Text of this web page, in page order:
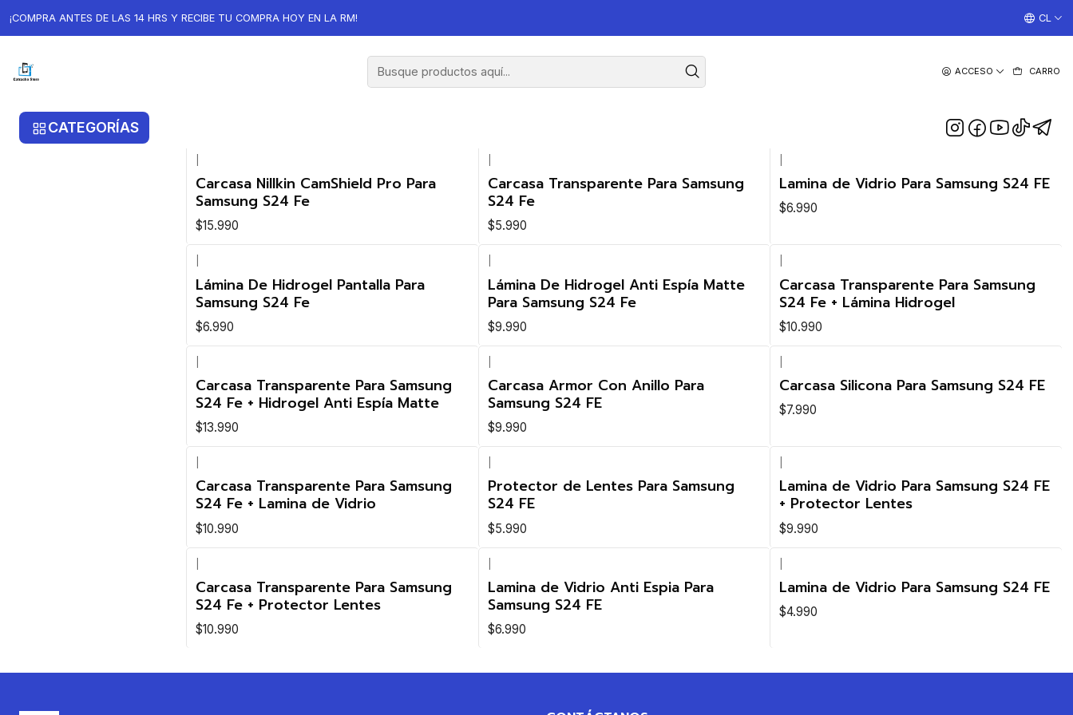
ACCESO CARRO
CATEGORÍAS
¡COMPRA ANTES DE LAS 14 HRS Y RECIBE TU COMPRA HOY EN LA RM! ¡TRABAJAMOS TODOS LOS DIAS CON ENVIOS A TODO
CL
Inicio Samsung Samsung S24 FE
Samsung S24 FE
Carcasa Nillkin CamShield Pro Para
Samsung S24 Fe
$15.990
Carcasa Transparente Para Samsung
S24 Fe
$5.990
Lamina de Vidrio Para Samsung S24 FE
$6.990
Lámina De Hidrogel Pantalla Para
Samsung S24 Fe
$6.990
Lámina De Hidrogel Anti Espía Matte
Para Samsung S24 Fe
$9.990
Carcasa Transparente Para Samsung
S24 Fe + Lámina Hidrogel
$10.990
Carcasa Transparente Para Samsung
S24 Fe + Hidrogel Anti Espía Matte
$13.990
Carcasa Armor Con Anillo Para
Samsung S24 FE
$9.990
Carcasa Silicona Para Samsung S24 FE
$7.990
Carcasa Transparente Para Samsung
S24 Fe + Lamina de Vidrio
$10.990
Protector de Lentes Para Samsung
S24 FE
$5.990
Lamina de Vidrio Para Samsung S24 FE
+ Protector Lentes
$9.990
Carcasa Transparente Para Samsung
S24 Fe + Protector Lentes
$10.990
Lamina de Vidrio Anti Espia Para
Samsung S24 FE
$6.990
Lamina de Vidrio Para Samsung S24 FE
$4.990